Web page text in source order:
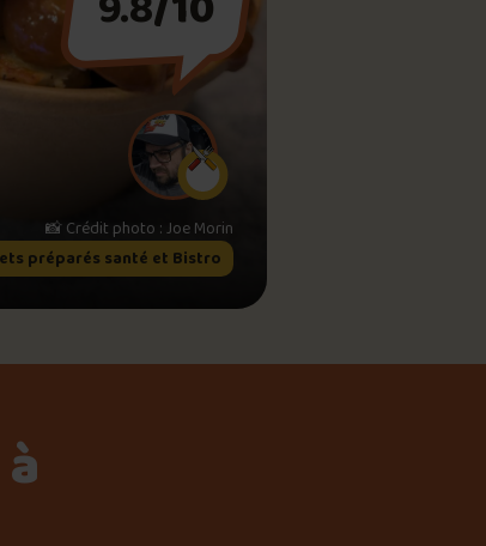
📸 Crédit photo : Joe Morin
préparés santé et Bistro